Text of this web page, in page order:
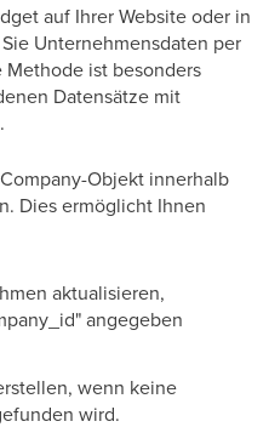
auf Ihrer Website oder in
Unternehmensdaten per
Methode ist besonders
Datensätze mit
Objekt innerhalb
Dies ermöglicht Ihnen
aktualisieren,
angegeben
wenn keine
wird.